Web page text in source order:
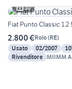
10
Fiat Punto Classic 1.2
2.800 €Rolo(RE)
Usato
02/2007
Rivenditore MIIMM